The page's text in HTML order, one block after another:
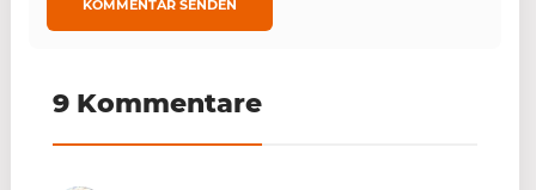
9 Kommentare